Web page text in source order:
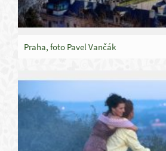
Praha, foto Pavel Vančák